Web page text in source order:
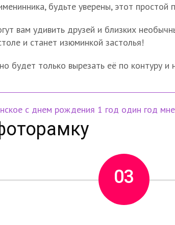
будьте уверены, этот
вам удивить друзей и близких
и станет изюминкой застолья!
будет только вырезать её по контуру и
с днем рождения 1 год один год
03